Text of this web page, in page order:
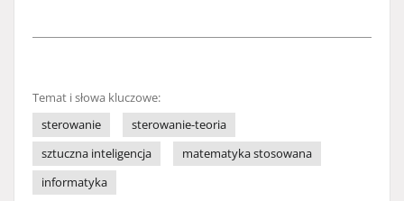
Temat i słowa kluczowe:
sterowanie
sterowanie-teoria
sztuczna inteligencja
matematyka stosowana
informatyka